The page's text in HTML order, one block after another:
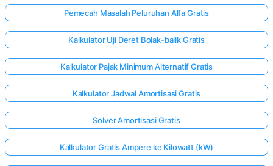
Pemecah Masalah Peluruhan Alfa Gratis
Kalkulator Uji Deret Bolak-balik Gratis
Kalkulator Pajak Minimum Alternatif Gratis
Kalkulator Jadwal Amortisasi Gratis
Solver Amortisasi Gratis
Kalkulator Gratis Ampere ke Kilowatt (kW)